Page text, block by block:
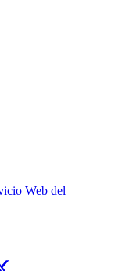
Web del